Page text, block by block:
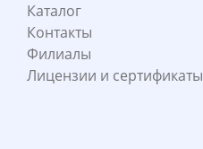
Каталог
Контакты
Филиалы
Лицензии и сертификаты